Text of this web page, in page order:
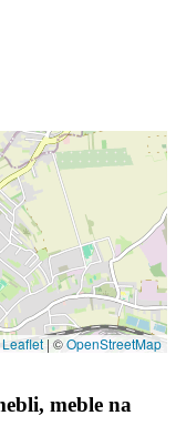
Leaflet |©OpenStreetMap
meble na